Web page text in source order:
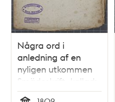
Några ord i
anledning af en
nyligen utkommen
Smädeskrift, kallad:
Några bewis att